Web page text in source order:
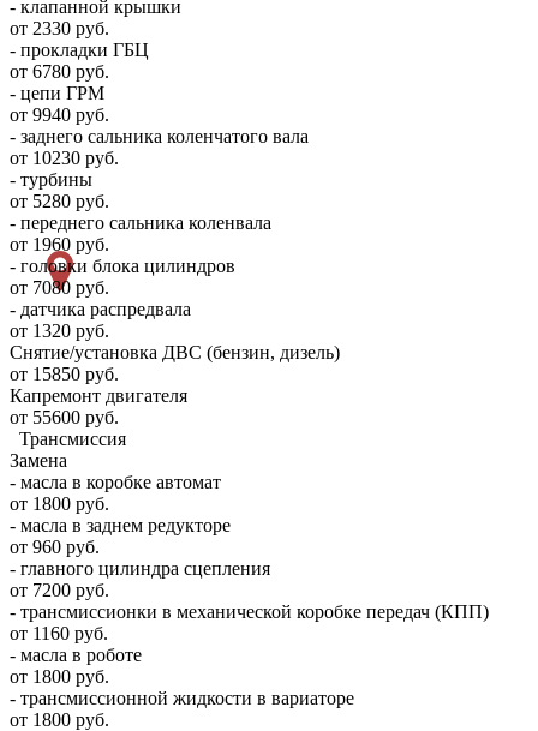
- клапанной крышки
от 2330 руб.
- прокладки ГБЦ
от 6780 руб.
- цепи ГРМ
от 9940 руб.
- заднего сальника коленчатого вала
от 10230 руб.
- турбины
от 5280 руб.
- переднего сальника коленвала
от 1960 руб.
- головки блока цилиндров
от 7080 руб.
- датчика распредвала
от 1320 руб.
Снятие/установка ДВС (бензин, дизель)
от 15850 руб.
Капремонт двигателя
от 55600 руб.
Трансмиссия
Замена
- масла в коробке автомат
от 1800 руб.
- масла в заднем редукторе
от 960 руб.
- главного цилиндра сцепления
от 7200 руб.
- трансмиссионки в механической коробке передач (КПП)
от 1160 руб.
- масла в роботе
от 1800 руб.
- трансмиссионной жидкости в вариаторе
от 1800 руб.